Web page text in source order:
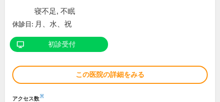
寝不足, 不眠
休診日: 月、水、祝
初診受付
この医院の詳細をみる
アクセス数※